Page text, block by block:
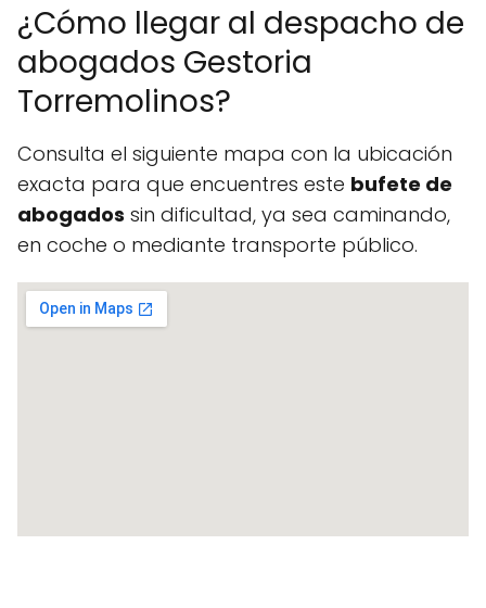
¿Cómo llegar al despacho de
abogados Gestoria
Torremolinos?
Consulta el siguiente mapa con la ubicación
exacta para que encuentres este bufete de
abogados sin dificultad, ya sea caminando,
en coche o mediante transporte público.